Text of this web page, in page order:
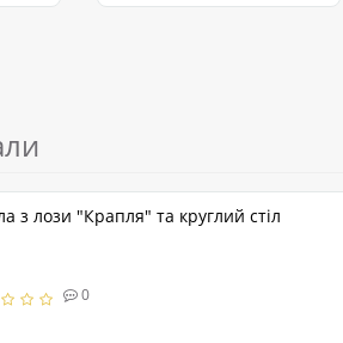
з лози "Крапля" та круглий стіл
0